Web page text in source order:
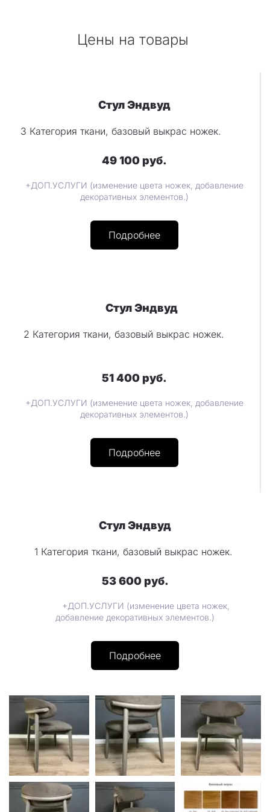
Цены на товары
Стул Эндвуд
49 100 руб.
3 Категория ткани, базовый выкрас ножек.
+ДОП.УСЛУГИ (изменение цвета ножек, добавление
декоративных элементов.)
Подробнее
Стул Эндвуд
51 400 руб.
2 Категория ткани, базовый выкрас ножек.
+ДОП.УСЛУГИ (изменение цвета ножек, добавление
декоративных элементов.)
Подробнее
Стул Эндвуд
53 600 руб.
1 Категория ткани, базовый выкрас ножек.
+ДОП.УСЛУГИ (изменение цвета ножек,
добавление декоративных элементов.)
Подробнее